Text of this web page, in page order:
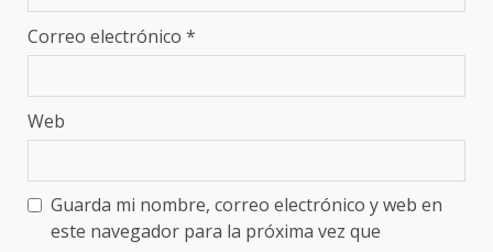
Correo electrónico *
Web
Guarda mi nombre, correo electrónico y web en
este navegador para la próxima vez que